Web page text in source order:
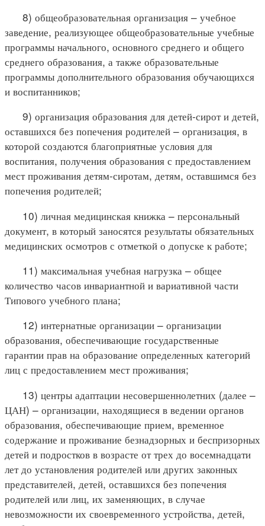
8) общеобразовательная организация – учебное
заведение, реализующее общеобразовательные учебные
программы начального, основного среднего и общего
среднего образования, а также образовательные
программы дополнительного образования обучающихся
и воспитанников;
9) организация образования для детей-сирот и детей,
оставшихся без попечения родителей – организация, в
которой создаются благоприятные условия для
воспитания, получения образования с предоставлением
мест проживания детям-сиротам, детям, оставшимся без
попечения родителей;
10) личная медицинская книжка – персональный
документ, в который заносятся результаты обязательных
медицинских осмотров с отметкой о допуске к работе;
11) максимальная учебная нагрузка – общее
количество часов инвариантной и вариативной части
Типового учебного плана;
12) интернатные организации – организации
образования, обеспечивающие государственные
гарантии прав на образование определенных категорий
лиц с предоставлением мест проживания;
13) центры адаптации несовершеннолетних (далее –
ЦАН) – организации, находящиеся в ведении органов
образования, обеспечивающие прием, временное
содержание и проживание безнадзорных и беспризорных
детей и подростков в возрасте от трех до восемнадцати
лет до установления родителей или других законных
представителей, детей, оставшихся без попечения
родителей или лиц, их заменяющих, в случае
невозможности их своевременного устройства, детей,